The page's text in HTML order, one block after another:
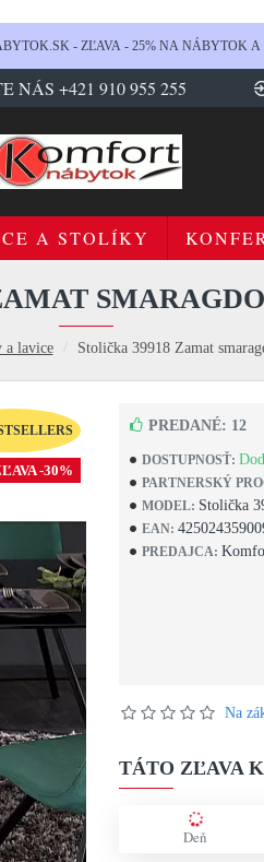
- ZĽAVA - 25% NA NÁBYTOK
NÁS +421 910 955 255
A STOLÍKY
a lavice Stolička 39918 Zamat
-30%
DOSTUPNOSŤ:
PARTNERSKÝ
MODEL: Stolička
EAN:
PREDAJCA:
PREDANÉ: 12
Na
TÁTO ZĽAVA
Deň